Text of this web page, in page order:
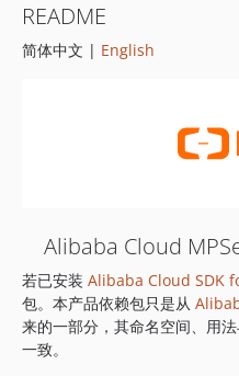
1.8.851
1.8.850
1.8.843
1.8.842
1.8.841
1.8.839
1.8.838
README
简体中文 | English
Alibaba Cloud
若已安装 Alibaba Cloud SDK
包。本产品依赖包只是从
来的一部分，其命名空间、用
一致。